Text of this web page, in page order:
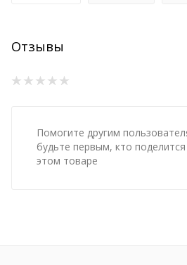
Отзывы
Помогите другим
будьте первым, кто
этом товаре